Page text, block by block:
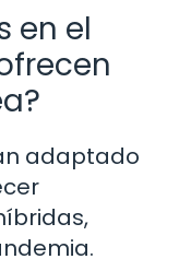
en el
adaptado